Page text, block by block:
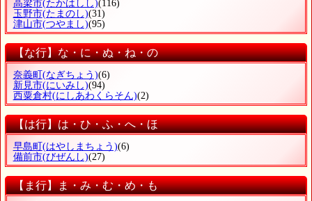
高梁市(たかはしし)(116)
玉野市(たまのし)(31)
津山市(つやまし)(95)
【な行】な・に・ぬ・ね・の
奈義町(なぎちょう)(6)
新見市(にいみし)(94)
西粟倉村(にしあわくらそん)(2)
【は行】は・ひ・ふ・へ・ほ
早島町(はやしまちょう)(6)
備前市(びぜんし)(27)
【ま行】ま・み・む・め・も